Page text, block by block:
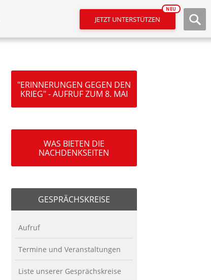
JETZT UNTERSTÜTZEN
NEU
"ERINNERUNGEN GEGEN DEN
KRIEG" - AUFRUF ZUM 8. MAI
WAS BIETEN DIE
NACHDENKSEITEN
GESPRÄCHSKREISE
Aufruf
Termine und Veranstaltungen
Liste unserer Gesprächskreise